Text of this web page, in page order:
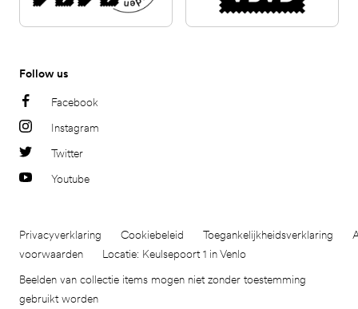
Follow us
Facebook
Instagram
Twitter
Youtube
Privacyverklaring Cookiebeleid Toegankelijkheidsverklaring
voorwaarden
Locatie: Keulsepoort 1 in Venlo
Beelden van collectie items mogen niet zonder toestemming
gebruikt worden